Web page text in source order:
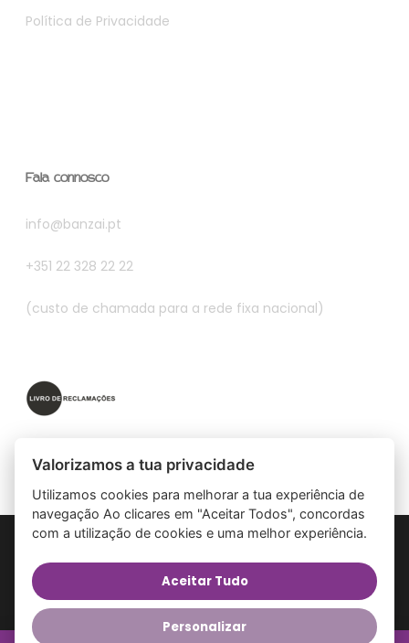
Política de Privacidade
Fala connosco
info@banzai.pt
+351 22 328 22 22
(custo de chamada para a rede fixa nacional)
© 2026 Banzai. Todos direitos reservados Naraskima Lda
NIPC: 513970681 - RNAAT nº: 782/2022
facebook
linkedinyoutubegoogle-instagramtripadvisor
phoneemail
Valorizamos a tua privacidade
Utilizamos cookies para melhorar a tua experiência de
navegação Ao clicares em "Aceitar Todos", concordas
com a utilização de cookies e uma melhor experiência.
Aceitar Tudo
Personalizar
Open
chaty